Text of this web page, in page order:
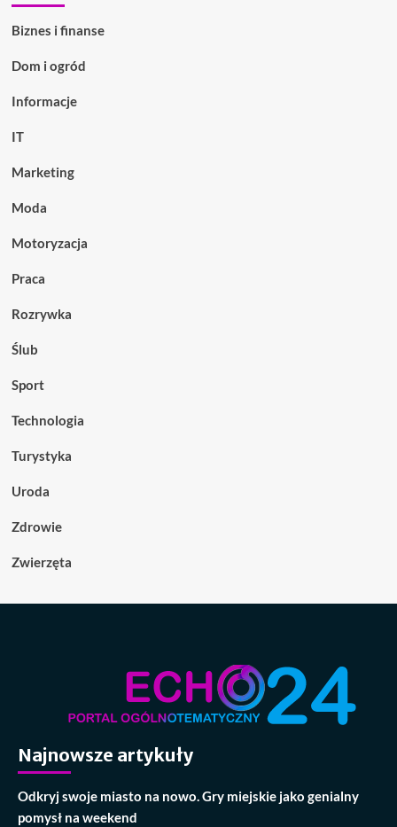
Biznes i finanse
Dom i ogród
Informacje
IT
Marketing
Moda
Motoryzacja
Praca
Rozrywka
Ślub
Sport
Technologia
Turystyka
Uroda
Zdrowie
Zwierzęta
Najnowsze artykuły
Odkryj swoje miasto na nowo. Gry miejskie jako genialny
pomysł na weekend